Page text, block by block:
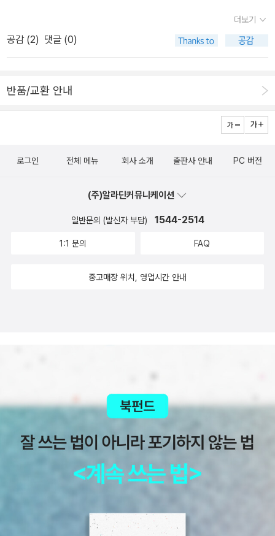
더보기
공감 (2) 댓글 (0)
반품/교환 안내
로그인 전체 메뉴 회사 소개 출판사 안내 PC 버전
(주)알라딘커뮤니케이션
일반문의 (발신자 부담) 1544-2514
1:1 문의 FAQ
중고매장 위치, 영업시간 안내